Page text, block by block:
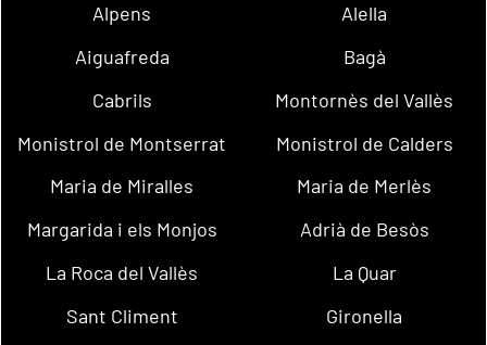
Alpens
Alella
Aiguafreda
Bagà
Cabrils
Montornès del Vallès
Monistrol de Montserrat
Monistrol de Calders
Maria de Miralles
Maria de Merlès
Margarida i els Monjos
Adrià de Besòs
La Roca del Vallès
La Quar
Sant Climent
Gironella